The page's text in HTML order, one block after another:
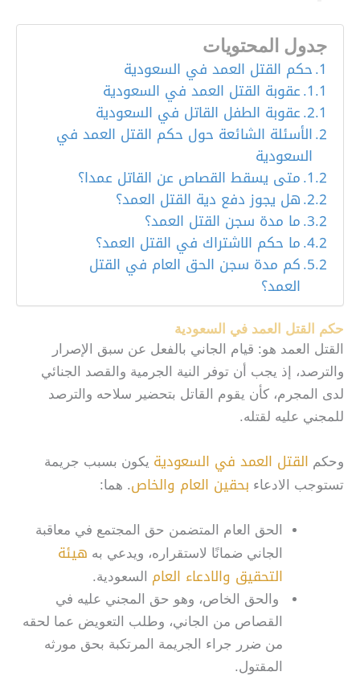
جدول المحتويات
حكم القتل العمد في السعودية
عقوبة القتل العمد في السعودية
عقوبة الطفل القاتل في السعودية
الأسئلة الشائعة حول حكم القتل العمد في
السعودية
متى يسقط القصاص عن القاتل عمدا؟
هل يجوز دفع دية القتل العمد؟
ما مدة سجن القتل العمد؟
ما حكم الاشتراك في القتل العمد؟
كم مدة سجن الحق العام في القتل
العمد؟
حكم القتل العمد في السعودية
القتل العمد هو: قيام الجاني بالفعل عن سبق الإصرار
والترصد، إذ يجب أن توفر النية الجرمية والقصد الجنائي
لدى المجرم، كأن يقوم القاتل بتحضير سلاحه والترصد
للمجني عليه لقتله.
وحكم القتل العمد في السعودية يكون بسبب جريمة
تستوجب الادعاء بحقين العام والخاص. هما:
الحق العام المتضمن حق المجتمع في معاقبة
الجاني ضمانًا لاستقراره، ويدعي به هيئة
التحقيق والادعاء العام السعودية.
والحق الخاص، وهو حق المجني عليه في
القصاص من الجاني، وطلب التعويض عما لحقه
من ضرر جراء الجريمة المرتكبة بحق مورثه
المقتول.